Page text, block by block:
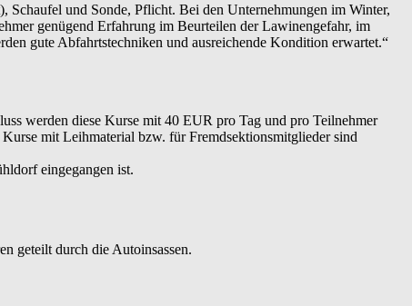
Schaufel und Sonde, Pflicht. Bei den Unternehmungen im Winter,
genügend Erfahrung im Beurteilen der Lawinengefahr, im
gute Abfahrtstechniken und ausreichende Kondition erwartet.“
werden diese Kurse mit 40 EUR pro Tag und pro Teilnehmer
mit Leihmaterial bzw. für Fremdsektionsmitglieder sind
eingegangen ist.
geteilt durch die Autoinsassen.